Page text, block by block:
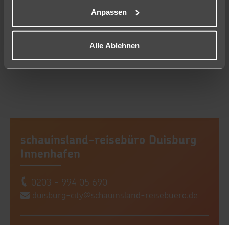
Anpassen
Alle Ablehnen
Büroleitung
schauinsland-reisebüro Duisburg
Innenhafen
0203 - 994 05 690
duisburg-city@schauinsland-reisebuero.de